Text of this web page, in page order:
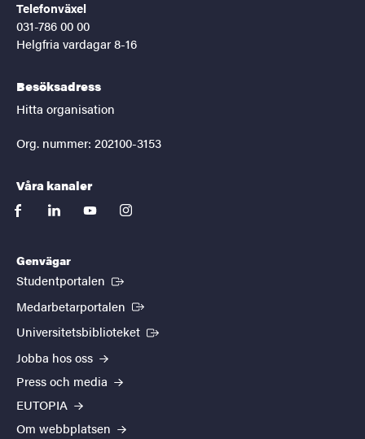
Telefonväxel
031-786 00 00
Helgfria vardagar 8-16
Besöksadress
Hitta organisation
Org. nummer: 202100-3153
Våra kanaler
facebooklinkedinyoutubeinstagram
Genvägar
Studentportalen (Extern länk)
Medarbetarportalen (Extern länk)
Universitetsbiblioteket (Extern länk)
Jobba hos oss
Press och media
EUTOPIA
Om webbplatsen